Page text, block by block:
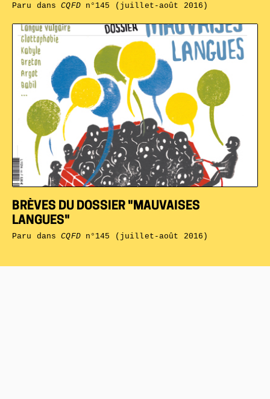
BRÈVES DU DOSSIER "MAUVAISES
LANGUES"
Paru dansCQFDn°145 (juillet-août 2016)
Paru dansCQFDn°145 (juillet-août 2016)